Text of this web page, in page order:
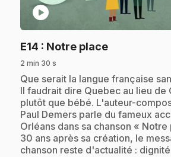
play_circle
E14 : Notre place.
2 min 30 s
.Que serait la langue française
Il faudrait dire Quebec au lieu de
plutôt que bébé. L'auteur-
Paul Demers parle du fameux
Orléans dans sa chanson «
30 ans après sa création, le
chanson reste d'actualité :